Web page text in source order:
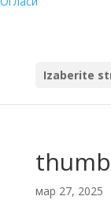
Izaberite
мар 27, 2025